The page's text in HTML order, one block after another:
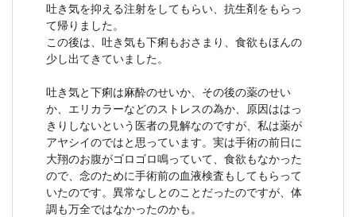
吐き気を抑える注射をしてもらい、抗生剤をもらっ
て帰りました。
この後は、吐き気も下痢もおさまり、食欲もほんの
少し出てきていました。
吐き気と下痢は麻酔のせいか、その後の薬のせい
か、エリカラーなどのストレスの為か、原因ははっ
きりしないという医者の見解なのですが、私は薬が
アヤシイのではと思っています。実は手術の前日に
大翔のお腹がゴロゴロ鳴っていて、食欲もなかった
ので、念のために手術前の血液検査もしてもらって
いたのです。異常なしとのことだったのですが、体
調も万全ではなかったのかも。